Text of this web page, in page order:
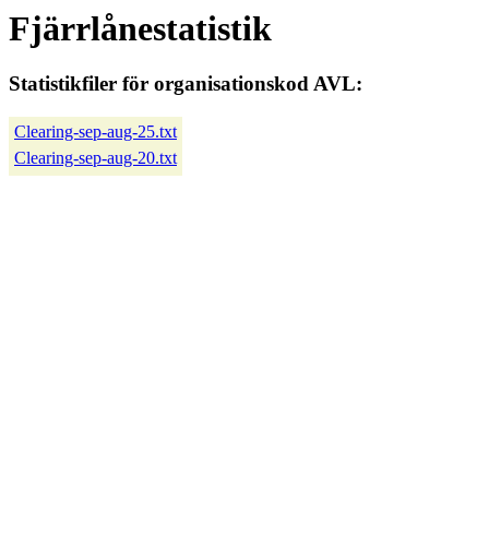
Fjärrlånestatistik
Statistikfiler för organisationskod AVL:
Clearing-sep-aug-25.txt
Clearing-sep-aug-20.txt